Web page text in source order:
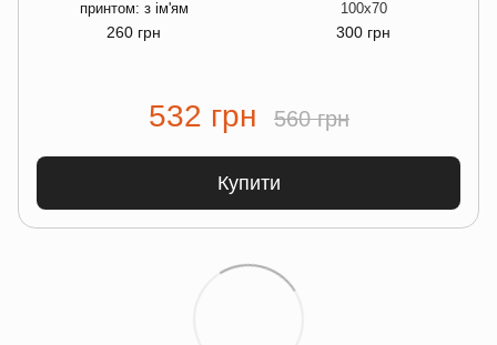
принтом: з ім'ям
260 грн
100х70
300 грн
532 грн 560 грн
Купити